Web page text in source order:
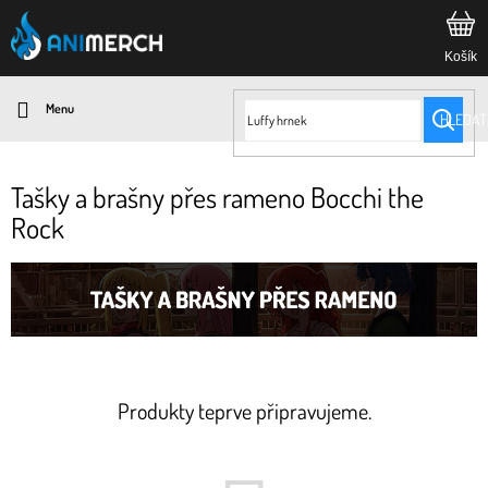
Přejít
na
obsah
HLEDAT
Tašky a brašny přes rameno Bocchi the
Rock
Produkty teprve připravujeme.